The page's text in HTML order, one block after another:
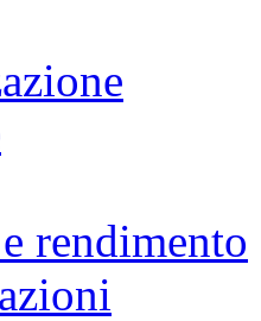
rendimento